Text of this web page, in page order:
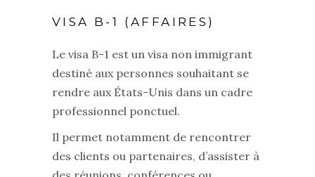
VISA B-1 (AFFAIRES)
Le visa B-1 est un visa non immigrant
destiné aux personnes souhaitant se
rendre aux États-Unis dans un cadre
professionnel ponctuel.
Il permet notamment de rencontrer
des clients ou partenaires, d’assister à